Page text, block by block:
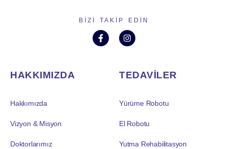
BIZI TAKIP EDIN
HAKKIMIZDA
Hakkımızda
Vizyon & Misyon
Doktorlarımız
TEDAVİLER
Yürüme Robotu
El Robotu
Yutma Rehabilitasyon